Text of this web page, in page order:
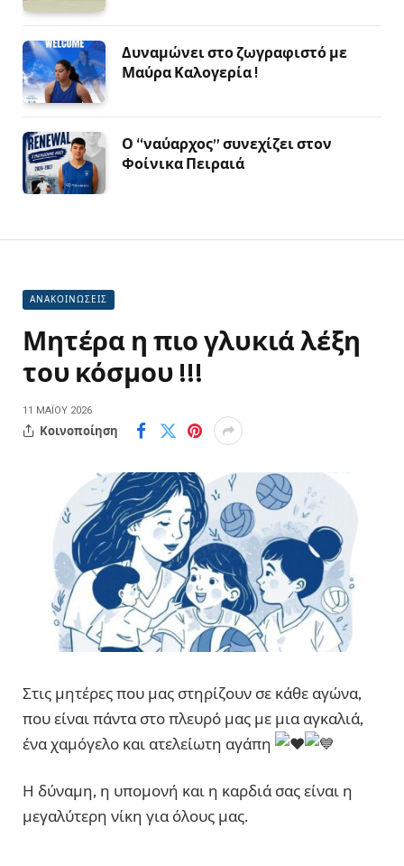
Δυναμώνει στο ζωγραφιστό με
Μαύρα Καλογερία !
Ο “ναύαρχος” συνεχίζει στον
Φοίνικα Πειραιά
ΑΝΑΚΟΙΝΩΣΕΙΣ
Μητέρα η πιο γλυκιά λέξη
του κόσμου !!!
11 ΜΑΪ́ΟΥ 2026
Κοινοποίηση
Στις μητέρες που μας στηρίζουν σε κάθε αγώνα,
που είναι πάντα στο πλευρό μας με μια αγκαλιά,
ένα χαμόγελο και ατελείωτη αγάπη
Η δύναμη, η υπομονή και η καρδιά σας είναι η
μεγαλύτερη νίκη για όλους μας.